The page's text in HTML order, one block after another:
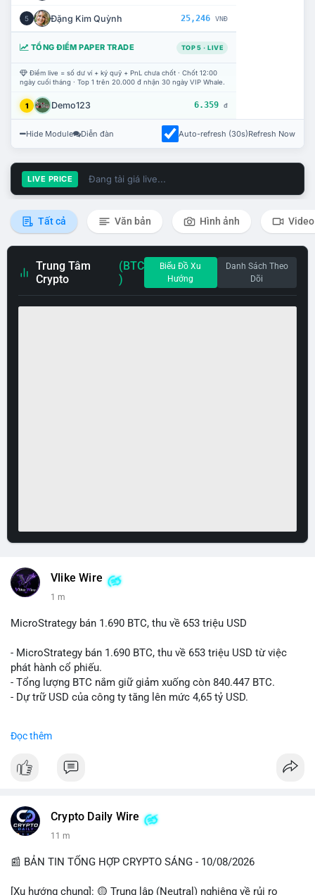
5 Đặng Kim Quỳnh 25,246 VNĐ
TỔNG ĐIỂM PAPER TRADE TOP 5 · LIVE
Điểm live = số dư ví + ký quỹ + PnL chưa chốt · Chốt 12:00
ngày cuối tháng · Top 1 trên 20.000 đ nhận 30 ngày VIP Whale.
1 Demo123 6.359 đ
Hide Module Diễn đàn Auto-refresh (30s)Refresh Now
LIVE PRICE Đang tải giá live...
Tất cả Văn bản Hình ảnh Video
Trung Tâm
Crypto
(BTC
)
Biểu Đồ Xu
Hướng
Danh Sách Theo
Dõi
Vlike Wire
1 m
MicroStrategy bán 1.690 BTC, thu về 653 triệu USD
- MicroStrategy bán 1.690 BTC, thu về 653 triệu USD từ việc
phát hành cổ phiếu.
- Tổng lượng BTC nắm giữ giảm xuống còn 840.447 BTC.
- Dự trữ USD của công ty tăng lên mức 4,65 tỷ USD.
📰 Nguồn: CoinDesk
Đọc thêm
Crypto Daily Wire
11 m
📰 BẢN TIN TỔNG HỢP CRYPTO SÁNG - 10/08/2026
[Xu hướng chung]: 🟡 Trung lập (Neutral) nghiêng về rủi ro